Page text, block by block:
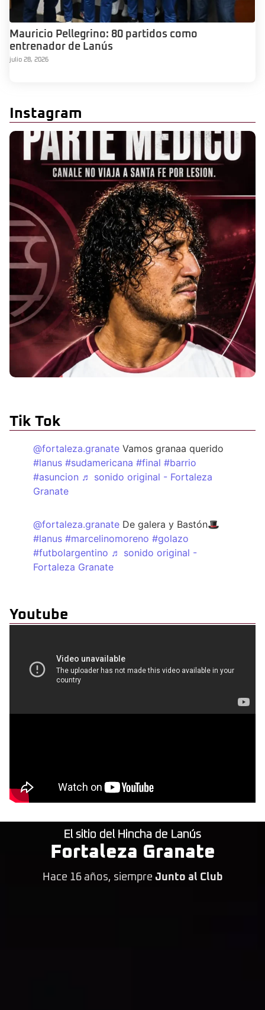
Mauricio Pellegrino: 80 partidos como
entrenador de Lanús
julio 28, 2026
Instagram
Tik Tok
@fortaleza.granate Vamos granaa querido
#lanus #sudamericana #final #barrio
#asuncion ♬ sonido original - Fortaleza
Granate
@fortaleza.granate De galera y Bastón🎩
#lanus #marcelinomoreno #golazo
#futbolargentino ♬ sonido original -
Fortaleza Granate
Youtube
El sitio del Hincha de Lanús
Fortaleza Granate
Hace 16 años, siempre Junto al Club